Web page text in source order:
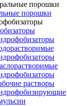
порошки
растворы